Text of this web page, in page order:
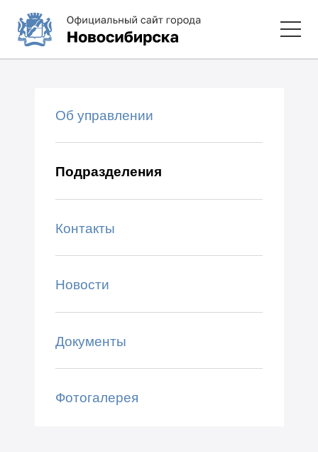
Об управлении
Подразделения
Контакты
Новости
Документы
Фотогалерея